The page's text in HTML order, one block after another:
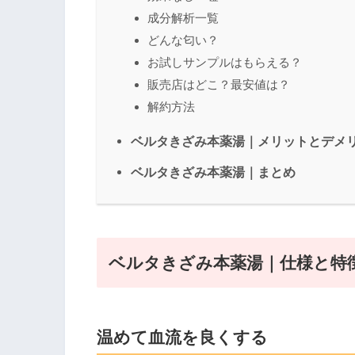
成分解析一覧
どんな匂い？
お試しサンプルはもらえる？
販売店はどこ？最安値は？
解約方法
ベルタきざみ本薬湯｜メリットとデメ
ベルタきざみ本薬湯｜まとめ
ベルタきざみ本薬湯｜仕様と特
温めて血流を良くする